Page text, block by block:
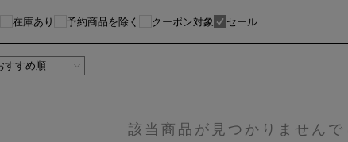
在庫あり 予約商品を除く クーポン対象 セール
該当商品が見つかりませんで